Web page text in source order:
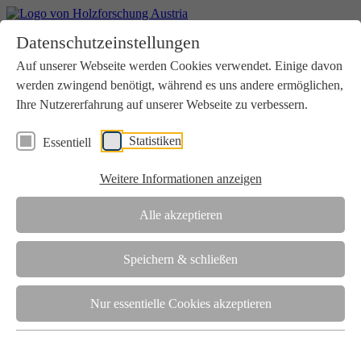
Datenschutzeinstellungen
Auf unserer Webseite werden Cookies verwendet. Einige davon
werden zwingend benötigt, während es uns andere ermöglichen,
Ihre Nutzererfahrung auf unserer Webseite zu verbessern.
Essentiell Statistiken
Weitere Informationen anzeigen
Alle akzeptieren
Speichern & schließen
Nur essentielle Cookies akzeptieren
Aktuelles
Downloads
Kontakt
Login
Verein
Wir unterstützen die Interessen der Holzbranche in enger
Zusammenarbeit mit Wissenschaft und Wirtschaft.
Die Holzforschung Austria ist akkreditierte Prüf-, Inspektions- und
Team
Unsere gesamte Kompetenz ist in unseren Mitarbeiter:innen
gebündelt